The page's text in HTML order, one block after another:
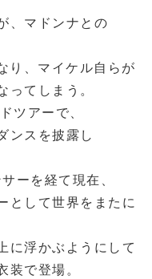
、マドンナとの
り、マイケル自らが
ってしまう。
ツアーで、
ンスを披露し
ーを経て現在、
として世界をまたに
に浮かぶようにして
で登場。